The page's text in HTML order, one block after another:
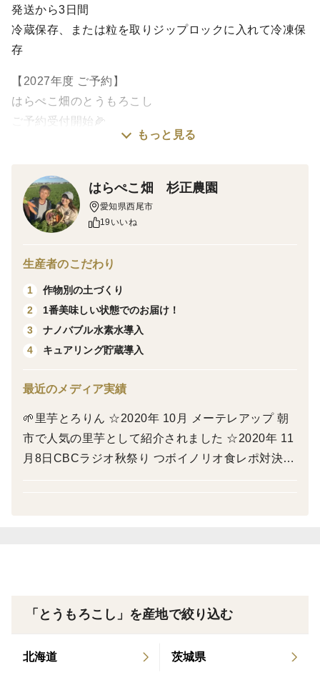
発送から3日間
冷蔵保存、または粒を取りジップロックに入れて冷凍保
存
【2027年度 ご予約】
はらぺこ畑のとうもろこし
ご予約受付開始🌽
約ページです。
おかげさまで大変多くのご注文をいただいており、現
そしてみずみずしい食感。収穫したその日に発送するこ
とで、畑で味わうような新鮮なおいしさをそのままお届
けします。
来年も皆さまに「また食べたい」と思っていただけると
もっと見る
はらぺこ畑 杉正農園
愛知県西尾市
19いいね
生産者のこだわり
1
作物別の土づくり
2
1番美味しい状態でのお届け！
3
ナノバブル水素水導入
4
キュアリング貯蔵導入
最近のメディア実績
🌱里芋とろりん ☆2020年 10月 メーテレアップ 朝
市で人気の里芋として紹介されました ☆2020年 11
月8日CBCラジオ秋祭り つボイノリオ食レポ対決で
ングコーンを使用して頂きました 🌽とうもろこし
金] 予約1年待ち?!とうもろこしで紹介 【味来PREM
「とうもろこし」を産地で絞り込む
北海道 茨城県